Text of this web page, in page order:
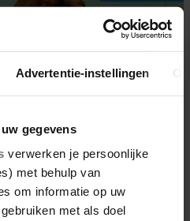
Advertentie-instellingen
gegevens
verwerken je persoonlijke
met behulp van
om informatie op uw
met als doel